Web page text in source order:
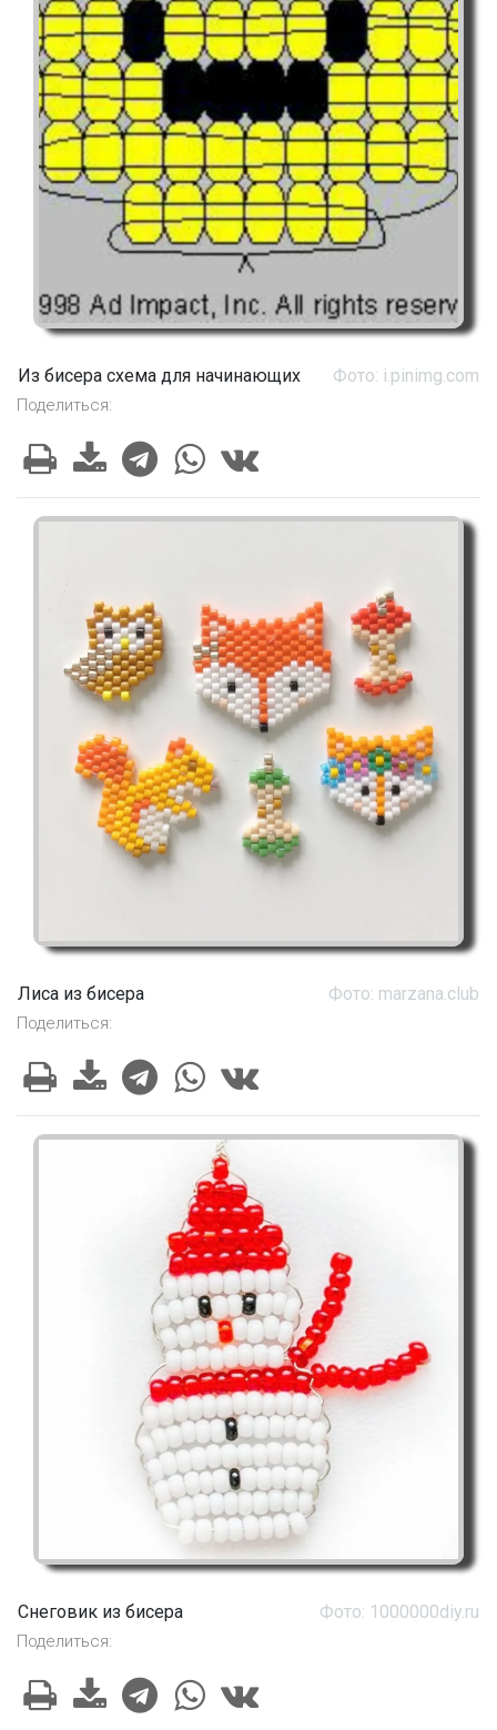
Из бисера схема для начинающих Фото: i.pinimg.com
Поделиться:
Лиса из бисера Фото: marzana.club
Поделиться:
Снеговик из бисера Фото: 1000000diy.ru
Поделиться: